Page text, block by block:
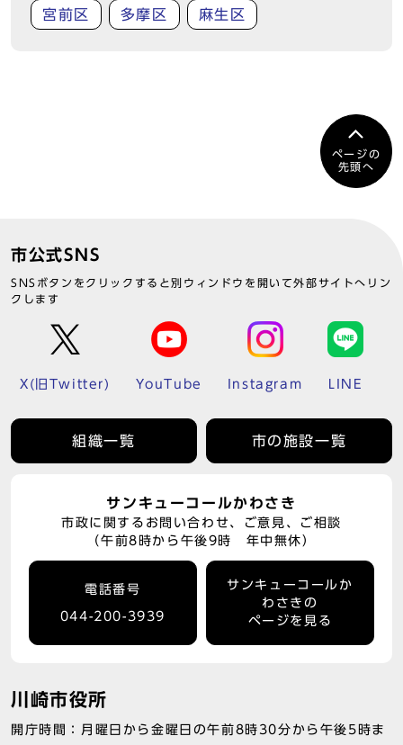
宮前区 多摩区 麻生区
ページの
先頭へ
市公式SNS
SNSボタンをクリックすると別ウィンドウを開いて外部サイトへリン
クします
X(旧Twitter) YouTube Instagram LINE
組織一覧 市の施設一覧
サンキューコールかわさき
市政に関するお問い合わせ、ご意見、ご相談
（午前8時から午後9時 年中無休）
電話番号
044-200-3939
サンキューコールか
わさきの
ページを見る
川崎市役所
開庁時間：月曜日から金曜日の午前8時30分から午後5時ま